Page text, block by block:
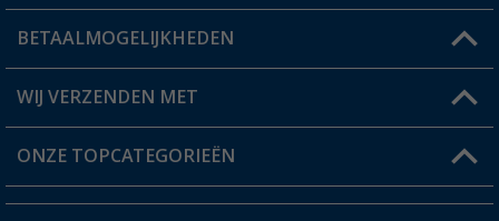
Status bestelling
Verlanglijstje
FAQ & Contact
Verzendinformatie
Catalogus
BETAALMOGELIJKHEDEN
WIJ VERZENDEN MET
ONZE TOPCATEGORIEËN